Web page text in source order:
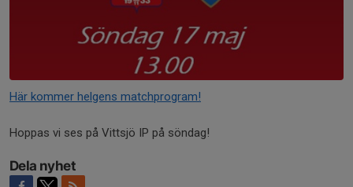
Här kommer helgens matchprogram!
Hoppas vi ses på Vittsjö IP på söndag!
Dela nyhet